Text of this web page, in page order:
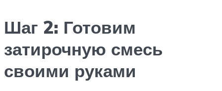
Шаг 2: Готовим
затирочную смесь
своими руками